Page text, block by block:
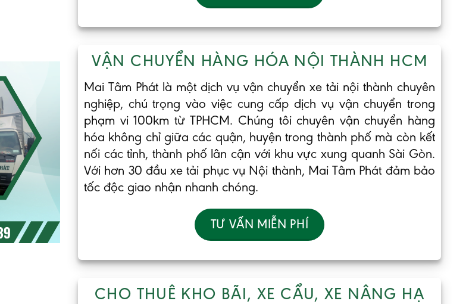
VẬN CHUYỂN HÀNG HÓA NỘI THÀNH HCM
Mai Tâm Phát là một dịch vụ vận chuyển xe tải nội thành chuyên
nghiệp, chú trọng vào việc cung cấp dịch vụ vận chuyển trong
phạm vi 100km từ TPHCM. Chúng tôi chuyên vận chuyển hàng
hóa không chỉ giữa các quận, huyện trong thành phố mà còn kết
nối các tỉnh, thành phố lân cận với khu vực xung quanh Sài Gòn.
Với hơn 30 đầu xe tải phục vụ Nội thành, Mai Tâm Phát đảm bảo
tốc độc giao nhận nhanh chóng.
TƯ VẤN MIỄN PHÍ
CHO THUÊ KHO BÃI, XE CẨU, XE NÂNG HẠ